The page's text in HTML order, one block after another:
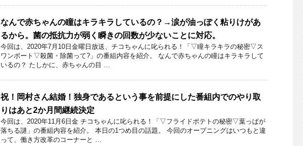
なんで赤ちゃんの瞳はキラキラしているの？→涙が油っぽく粘りけがあ
るから。菌の抵抗力が弱く瞬きの回数が少ないことに対応。
今回は、2020年7月10日金曜日放送、チコちゃんに叱られる！「▽瞳キラキラの秘密▽ス
ワンボート▽殺菌・除菌って?」の番組内容を紹介。 なんで赤ちゃんの瞳はキラキラして
いるの？ たしかに、赤ちゃんの目 …
祝！岡村さん結婚！独身であるという事を前提にした番組内でのやり取
りはあと2か月間継続決定
今回は、2020年11月6日金 チコちゃんに叱られる！「▽フライドポテトの秘密▽葉っぱが
落ちる謎」の番組内容を紹介。 本日の1つめ目の話題。 今回のオープニングはいつもと違
って、働き方改革のコーナーと …